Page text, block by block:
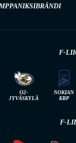
BRÄNDI
F-
O2-
JYVÄSKYLÄ
NOKIAN
KRP
F-